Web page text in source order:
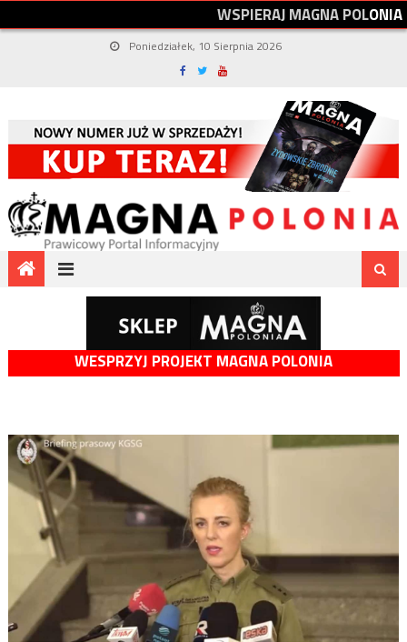
WSPIERAJMAGNAPOLONIA
Poniedziałek, 10 Sierpnia 2026
WESPRZYJ PROJEKT MAGNA POLONIA